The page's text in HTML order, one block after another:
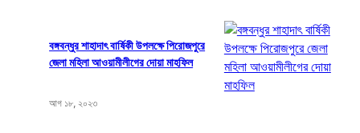
বঙ্গবন্ধুর শাহাদাৎ বার্ষিকী উপলক্ষে পিরোজপুরে
জেলা মহিলা আওয়ামীলীগের দোয়া মাহফিল
আগ ১৮, ২০২৩